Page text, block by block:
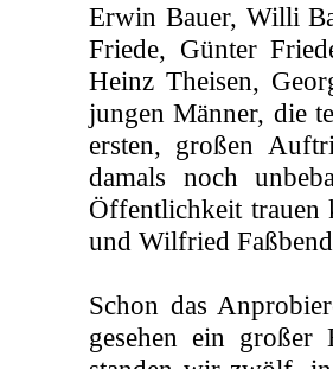
Erwin Bauer, Willi
Friede, Günter
Heinz Theisen,
jungen Männer, die
ersten, großen
damals noch
Öffentlichkeit trauen
und Wilfried
Schon das
gesehen ein großer